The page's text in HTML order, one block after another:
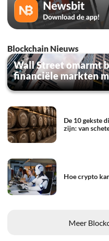
Blockchain Nieuws
Wall Street omarmt
financiële markten
De 10 gekste
zijn: van
Hoe crypto
Meer